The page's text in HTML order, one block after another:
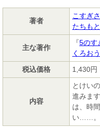
著者
こすぎ
たちも
主な著作
『5のす
くろお
税込価格
1,430円
内容
とけい
進みま
は、時
い……。